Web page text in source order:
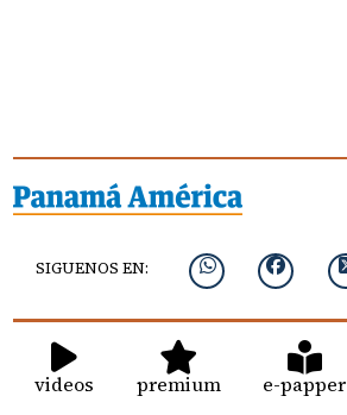
SIGUENOS EN:
videos premium e-papper